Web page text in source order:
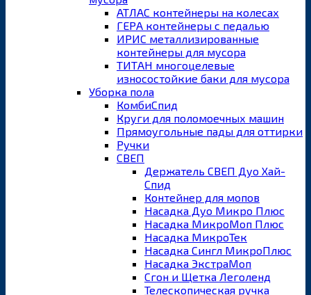
АТЛАС контейнеры на колесах
ГЕРА контейнеры с педалью
ИРИС металлизированные
контейнеры для мусора
ТИТАН многоцелевые
износостойкие баки для мусора
Уборка пола
КомбиСпид
Круги для поломоечных машин
Прямоугольные пады для оттирки
Ручки
СВЕП
Держатель СВЕП Дуо Хай-
Спид
Контейнер для мопов
Насадка Дуо Микро Плюс
Насадка МикроМоп Плюс
Насадка МикроТек
Насадка Сингл МикроПлюс
Насадка ЭкстраМоп
Сгон и Щетка Леголенд
Телескопическая ручка